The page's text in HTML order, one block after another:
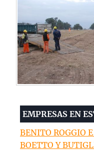
EMPRESAS EN
BENITO ROGGIO
BOETTO Y